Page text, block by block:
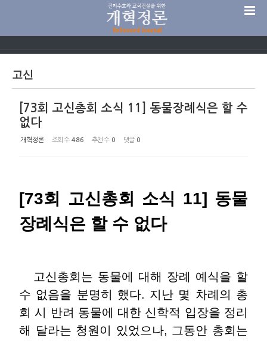
고신
[73회 고신총회 소식 11] 동물장례식은 할 수
없다
개혁정론 조회 수 486 추천 수 0 댓글 0
[73회 고신총회 소식 11] 동물
장례식은 할 수 없다
고신총회는 동물에 대해 장례 예식을 할
수 없음을 분명히 했다. 지난 몇 차례의 총
회 시 반려 동물에 대한 신학적 입장을 정리
해 달라는 청원이 있었으나, 그동안 총회는
Sketchbook5, 스케치북5
Sketchbook5, 스케치북5